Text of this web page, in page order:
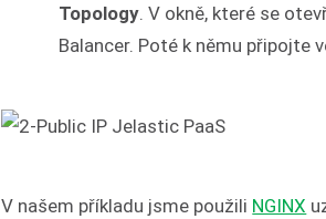
Topology. V okně, které se
Balancer. Poté k němu připojte
V našem příkladu jsme použili NGINX